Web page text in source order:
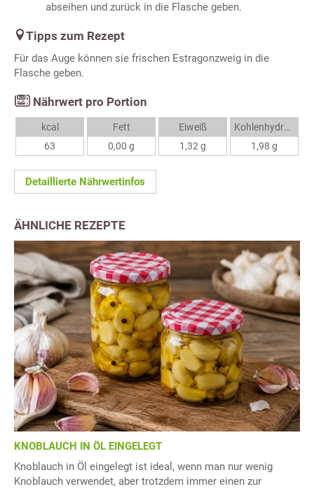
abseihen und zurück in die Flasche geben.
Tipps zum Rezept
Für das Auge können sie frischen Estragonzweig in die
Flasche geben.
Nährwert pro Portion
kcal
63
Fett
0,00 g
Eiweiß
1,32 g
Kohlenhydrate
1,98 g
Detaillierte Nährwertinfos
ÄHNLICHE REZEPTE
KNOBLAUCH IN ÖL EINGELEGT
Knoblauch in Öl eingelegt ist ideal, wenn man nur wenig
Knoblauch verwendet, aber trotzdem immer einen zur